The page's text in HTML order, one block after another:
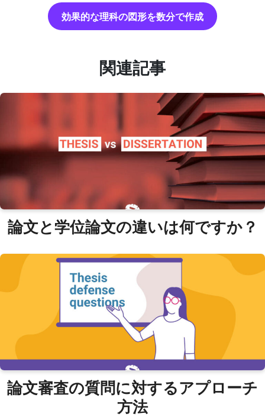
効果的な理科の図形を数分で作成
関連記事
論文と学位論文の違いは何ですか？
論文審査の質問に対するアプローチ
方法